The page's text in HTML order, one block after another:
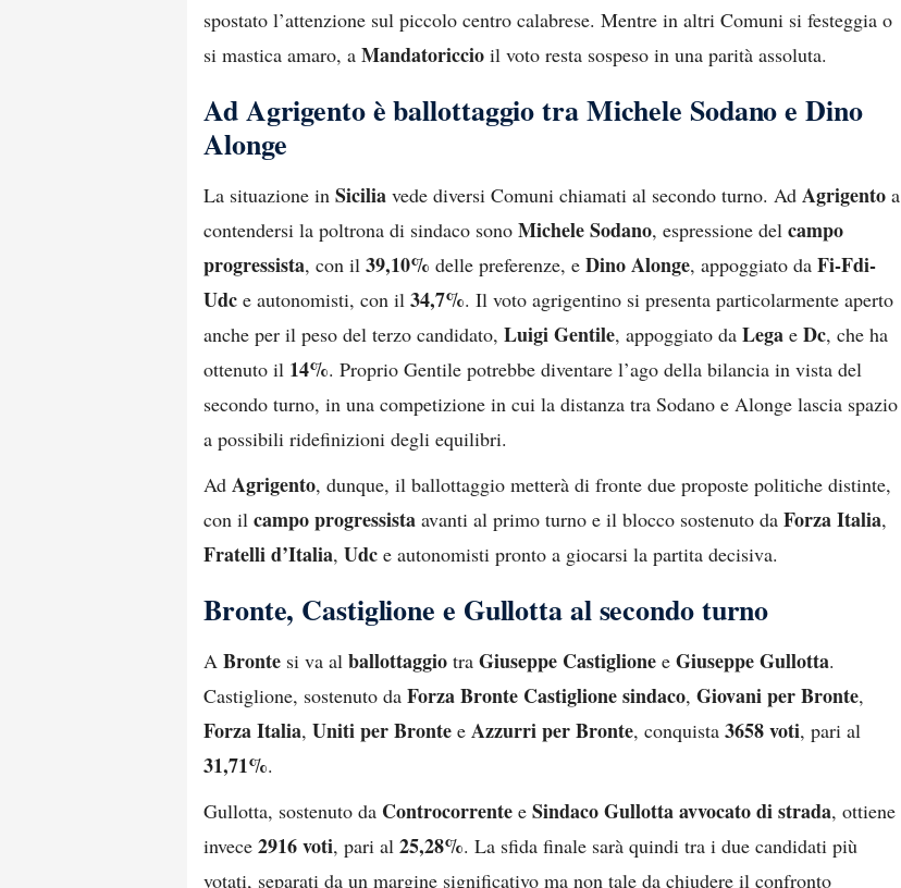
spostato l’attenzione sul piccolo centro calabrese. Mentre in altri Comuni si festeggia o
si mastica amaro, a Mandatoriccio il voto resta sospeso in una parità assoluta.
Ad Agrigento è ballottaggio tra Michele Sodano e Dino
Alonge
La situazione in Sicilia vede diversi Comuni chiamati al secondo turno. Ad Agrigento a
contendersi la poltrona di sindaco sono Michele Sodano, espressione del campo
progressista, con il 39,10% delle preferenze, e Dino Alonge, appoggiato da Fi-Fdi-
Udc e autonomisti, con il 34,7%. Il voto agrigentino si presenta particolarmente aperto
anche per il peso del terzo candidato, Luigi Gentile, appoggiato da Lega e Dc, che ha
ottenuto il 14%. Proprio Gentile potrebbe diventare l’ago della bilancia in vista del
secondo turno, in una competizione in cui la distanza tra Sodano e Alonge lascia spazio
a possibili ridefinizioni degli equilibri.
Ad Agrigento, dunque, il ballottaggio metterà di fronte due proposte politiche distinte,
con il campo progressista avanti al primo turno e il blocco sostenuto da Forza Italia,
Fratelli d’Italia, Udc e autonomisti pronto a giocarsi la partita decisiva.
Bronte, Castiglione e Gullotta al secondo turno
A Bronte si va al ballottaggio tra Giuseppe Castiglione e Giuseppe Gullotta.
Castiglione, sostenuto da Forza Bronte Castiglione sindaco, Giovani per Bronte,
Forza Italia, Uniti per Bronte e Azzurri per Bronte, conquista 3658 voti, pari al
31,71%.
Gullotta, sostenuto da Controcorrente e Sindaco Gullotta avvocato di strada, ottiene
invece 2916 voti, pari al 25,28%. La sfida finale sarà quindi tra i due candidati più
votati, separati da un margine significativo ma non tale da chiudere il confronto